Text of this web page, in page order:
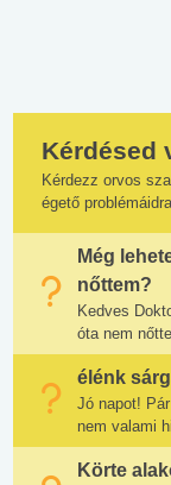
Kérdésed
Kérdezz orvos
égető
Még
nőttem?
Kedves
óta nem
élénk
Jó napot!
nem valami
Körte